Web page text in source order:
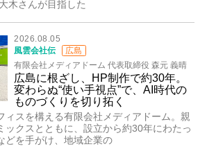
木さんが目指した
2026.08.05
風雲会社伝
広島
有限会社メディアドーム 代表取締役 森元 義晴
広島に根ざし、HP制作で約30年。
変わらぬ“使い手視点”で、AI時代の
ものづくりを切り拓く
ィスを構える有限会社メディアドーム。親
ックスとともに、設立から約30年にわたっ
どを手がけ、地域企業の